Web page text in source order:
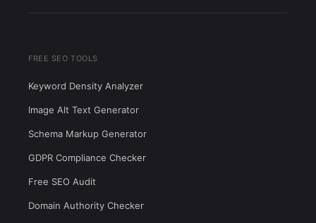
FREE SEO TOOLS
Keyword Density Analyzer
Image Alt Text Generator
Schema Markup Generator
GDPR Compliance Checker
Free SEO Audit
Domain Authority Checker